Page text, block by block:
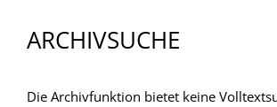
ARCHIVSUCHE
Die Archivfunktion bietet keine